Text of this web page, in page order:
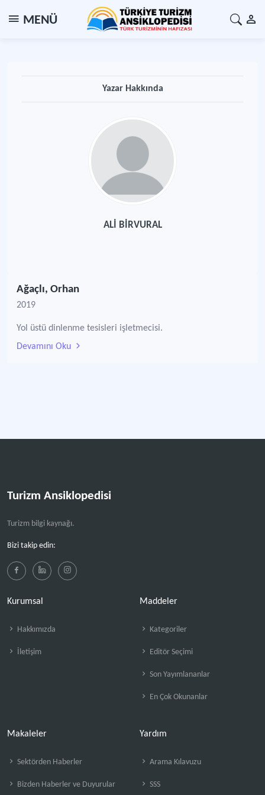
MENÜ
Yazar Hakkında
ALİ BİRVURAL
Ağaçlı, Orhan
2019
Yol üstü dinlenme tesisleri işletmecisi.
Devamını Oku
Turizm Ansiklopedisi
Turizm bilgi kaynağı.
Bizi takip edin:
Kurumsal
Hakkımızda
İletişim
Maddeler
Kategoriler
Editör Seçimi
Son Yayımlananlar
En Çok Okunanlar
Makaleler
Sektörden Haberler
Bizden Haberler ve Duyurular
Yardım
Arama Kılavuzu
SSS